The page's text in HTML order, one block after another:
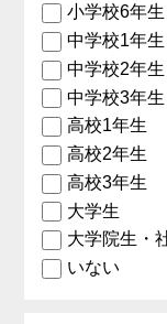
小学校6年生
中学校1年生
中学校2年生
中学校3年生
高校1年生
高校2年生
高校3年生
大学生
大学院生・
いない